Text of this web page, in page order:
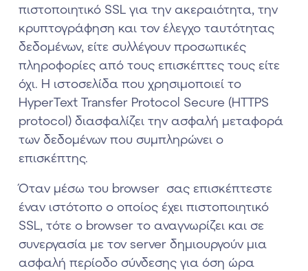
πιστοποιητικό SSL για την ακεραιότητα, την
κρυπτογράφηση και τον έλεγχο ταυτότητας
δεδομένων, είτε συλλέγουν προσωπικές
πληροφορίες από τους επισκέπτες τους είτε
όχι. Η ιστοσελίδα που χρησιμοποιεί το
HyperText Transfer Protocol Secure (HTTPS
protocol) διασφαλίζει την ασφαλή μεταφορά
των δεδομένων που συμπληρώνει ο
επισκέπτης.
Όταν μέσω του browser σας επισκέπτεστε
έναν ιστότοπο ο οποίος έχει πιστοποιητικό
SSL, τότε ο browser το αναγνωρίζει και σε
συνεργασία με τον server δημιουργούν μια
ασφαλή περίοδο σύνδεσης για όση ώρα